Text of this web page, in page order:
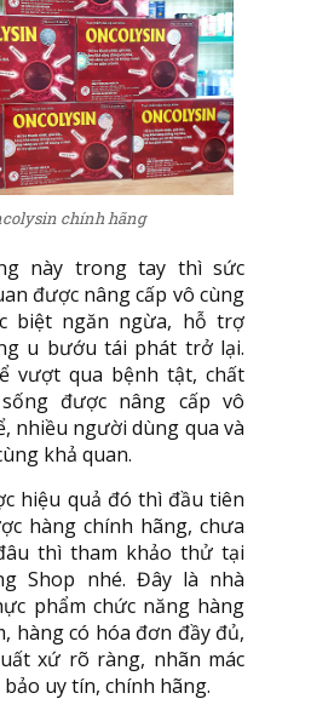
chính hãng
này trong tay thì sức
được nâng cấp vô cùng
biệt ngăn ngừa, hỗ trợ
u bướu tái phát trở lại.
vượt qua bệnh tật, chất
được nâng cấp vô
nhiều người dùng qua và
khả quan.
hiệu quả đó thì đầu tiên
hàng chính hãng, chưa
thì tham khảo thử tại
Shop nhé. Đây là nhà
phẩm chức năng hàng
hàng có hóa đơn đầy đủ,
xứ rõ ràng, nhãn mác
bảo uy tín, chính hãng.